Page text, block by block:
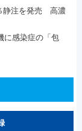
静注を発売 高濃
に感染症の「包